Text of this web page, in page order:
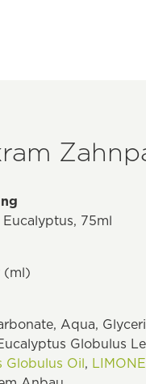
75ml
(ml)
Aqua,
Globulus
Globulus Oil,